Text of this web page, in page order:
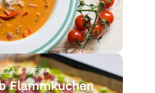
& PASTA
Flammkuchen